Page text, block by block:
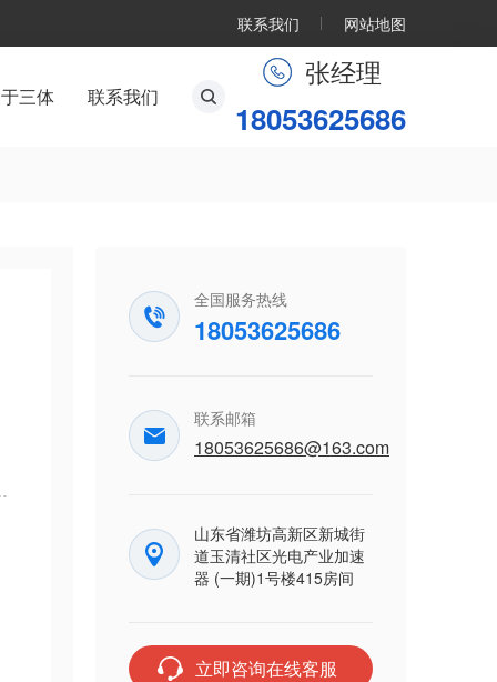
联系我们 网站地图
三体 联系我们
张经理
18053625686
全国服务热线
18053625686
联系邮箱
18053625686@163.com
山东省潍坊高新区新城街
道玉清社区光电产业加速
器 (一期)1号楼415房间
立即咨询在线客服